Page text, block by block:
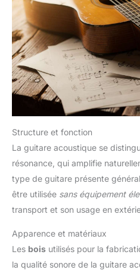
Structure et fonction
La guitare acoustique se
résonance, qui amplifie
type de guitare présente
être utilisée sans équipement
transport et son usage en
Apparence et matériaux
Les bois utilisés pour la
la qualité sonore de la guitare